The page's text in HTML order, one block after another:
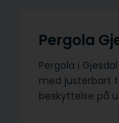
Pergola
Pergola i
med justerbart
beskyttelse på